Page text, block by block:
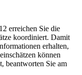
erreichen Sie die
koordiniert. Damit
erhalten,
können
beantworten Sie am